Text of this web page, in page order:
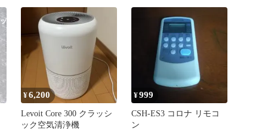
¥6,200
Levoit Core 300 クラッシ
ック空気清浄機
¥999
CSH-ES3 コロナ リモコ
ン